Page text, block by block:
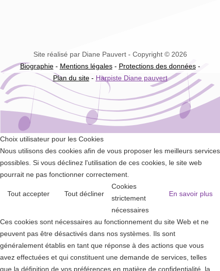
Site réalisé par Diane Pauvert - Copyright © 2026
Biographie- Mentions légales- Protections des données-
Plan du site- Harpiste Diane pauvert
Choix utilisateur pour les Cookies
Nous utilisons des cookies afin de vous proposer les meilleurs services
possibles. Si vous déclinez l'utilisation de ces cookies, le site web
pourrait ne pas fonctionner correctement.
Tout accepter Tout décliner En savoir plus
Cookies
strictement
nécessaires
Ces cookies sont nécessaires au fonctionnement du site Web et ne
peuvent pas être désactivés dans nos systèmes. Ils sont
généralement établis en tant que réponse à des actions que vous
avez effectuées et qui constituent une demande de services, telles
que la définition de vos préférences en matière de confidentialité, la